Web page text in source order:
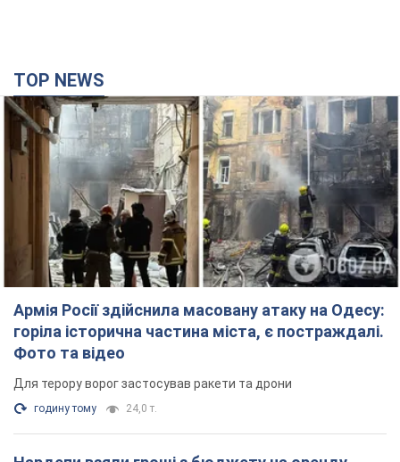
TOP NEWS
Армія Росії здійснила масовану атаку на Одесу:
горіла історична частина міста, є постраждалі.
Фото та відео
Для терору ворог застосував ракети та дрони
годину тому 24,0 т.